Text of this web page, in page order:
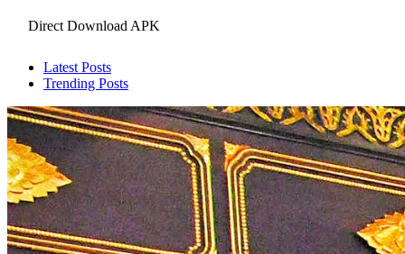
Direct Download APK
Latest Posts
Trending Posts